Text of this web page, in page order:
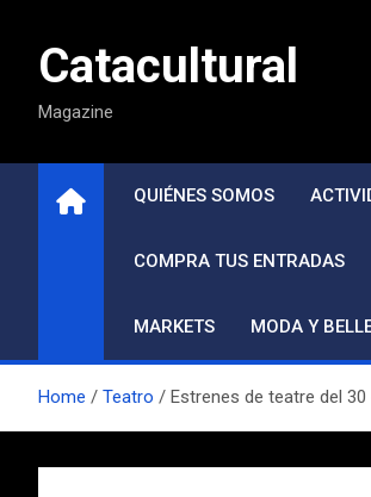
contenidoCatacultural
Magazine
QUIÉNES SOMOS
COMPRA TUS ENTRADAS
MARKETS MODA Y
Home Teatro Estrenes de teatre del